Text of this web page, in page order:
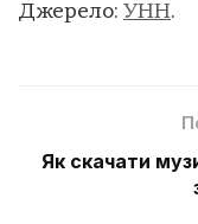
Джерело: УНН.
Як скачати